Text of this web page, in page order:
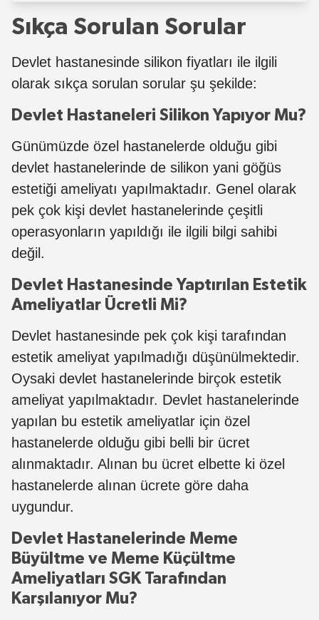
Sıkça Sorulan Sorular
Devlet hastanesinde silikon fiyatları ile ilgili
olarak sıkça sorulan sorular şu şekilde:
Devlet Hastaneleri Silikon Yapıyor Mu?
Günümüzde özel hastanelerde olduğu gibi
devlet hastanelerinde de silikon yani göğüs
estetiği ameliyatı yapılmaktadır. Genel olarak
pek çok kişi devlet hastanelerinde çeşitli
operasyonların yapıldığı ile ilgili bilgi sahibi
değil.
Devlet Hastanesinde Yaptırılan Estetik
Ameliyatlar Ücretli Mi?
Devlet hastanesinde pek çok kişi tarafından
estetik ameliyat yapılmadığı düşünülmektedir.
Oysaki devlet hastanelerinde birçok estetik
ameliyat yapılmaktadır. Devlet hastanelerinde
yapılan bu estetik ameliyatlar için özel
hastanelerde olduğu gibi belli bir ücret
alınmaktadır. Alınan bu ücret elbette ki özel
hastanelerde alınan ücrete göre daha
uygundur.
Devlet Hastanelerinde Meme
Büyültme ve Meme Küçültme
Ameliyatları SGK Tarafından
Karşılanıyor Mu?